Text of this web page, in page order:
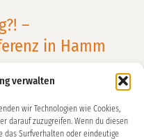
verwalten
wir Technologien wie Cookies,
darauf zuzugreifen. Wenn du diesen
das Surfverhalten oder eindeutige
–
in Hamm
Hamm in der VHS viele
zum Thema „In
Die Wichtigkeit